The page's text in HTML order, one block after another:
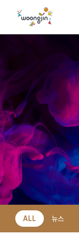
WRMS
렌탈
ALL 뉴스